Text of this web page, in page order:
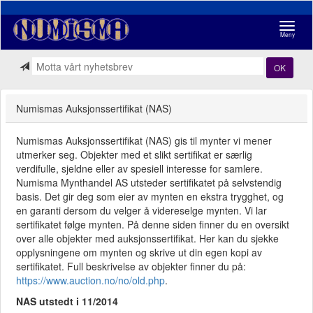
Meny
OK
Numismas Auksjonssertifikat (NAS)
Numismas Auksjonssertifikat (NAS) gis til mynter vi mener
utmerker seg. Objekter med et slikt sertifikat er særlig
verdifulle, sjeldne eller av spesiell interesse for samlere.
Numisma Mynthandel AS utsteder sertifikatet på selvstendig
basis. Det gir deg som eier av mynten en ekstra trygghet, og
en garanti dersom du velger å videreselge mynten. Vi lar
sertifikatet følge mynten. På denne siden finner du en oversikt
over alle objekter med auksjonssertifikat. Her kan du sjekke
opplysningene om mynten og skrive ut din egen kopi av
sertifikatet. Full beskrivelse av objekter finner du på:
https://www.auction.no/no/old.php.
NAS utstedt i 11/2014